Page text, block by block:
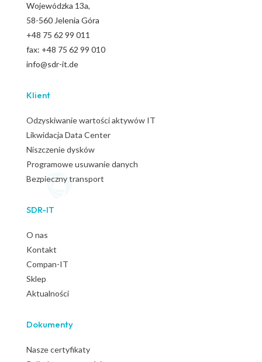
Wojewódzka 13a,
58-560 Jelenia Góra
+48 75 62 99 011
fax: +48 75 62 99 010
info@sdr-it.de
Klient
Odzyskiwanie wartości aktywów IT
Likwidacja Data Center
Niszczenie dysków
Programowe usuwanie danych
Bezpieczny transport
SDR-IT
O nas
Kontakt
Compan-IT
Sklep
Aktualności
Dokumenty
Nasze certyfikaty